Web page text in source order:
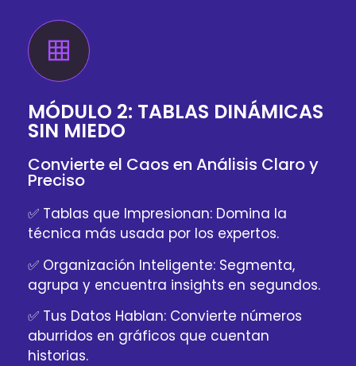
MÓDULO 2: TABLAS DINÁMICAS
SIN MIEDO
Convierte el Caos en Análisis Claro y
Preciso
✅ Tablas que Impresionan: Domina la
técnica más usada por los expertos.
✅ Organización Inteligente: Segmenta,
agrupa y encuentra insights en segundos.
✅ Tus Datos Hablan: Convierte números
aburridos en gráficos que cuentan
historias.